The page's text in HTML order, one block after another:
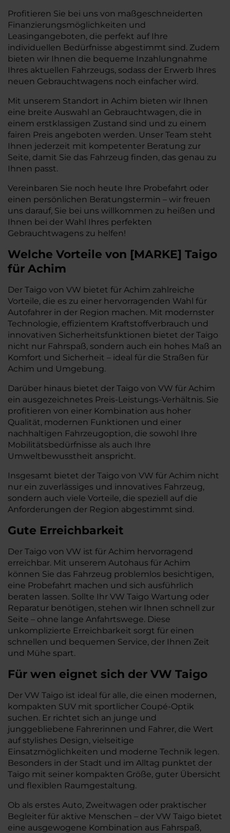
Profitieren Sie bei uns von maßgeschneiderten
Finanzierungsmöglichkeiten und
Leasingangeboten, die perfekt auf Ihre
individuellen Bedürfnisse abgestimmt sind. Zudem
bieten wir Ihnen die bequeme Inzahlungnahme
Ihres aktuellen Fahrzeugs, sodass der Erwerb Ihres
neuen Gebrauchtwagens noch einfacher wird.
Mit unserem Standort in Achim bieten wir Ihnen
eine breite Auswahl an Gebrauchtwagen, die in
einem erstklassigen Zustand sind und zu einem
fairen Preis angeboten werden. Unser Team steht
Ihnen jederzeit mit kompetenter Beratung zur
Seite, damit Sie das Fahrzeug finden, das genau zu
Ihnen passt.
Vereinbaren Sie noch heute Ihre Probefahrt oder
einen persönlichen Beratungstermin – wir freuen
uns darauf, Sie bei uns willkommen zu heißen und
Ihnen bei der Wahl Ihres perfekten
Gebrauchtwagens zu helfen!
Welche Vorteile von [MARKE] Taigo
für Achim
Der Taigo von VW bietet für Achim zahlreiche
Vorteile, die es zu einer hervorragenden Wahl für
Autofahrer in der Region machen. Mit modernster
Technologie, effizientem Kraftstoffverbrauch und
innovativen Sicherheitsfunktionen bietet der Taigo
nicht nur Fahrspaß, sondern auch ein hohes Maß an
Komfort und Sicherheit – ideal für die Straßen für
Achim und Umgebung.
Darüber hinaus bietet der Taigo von VW für Achim
ein ausgezeichnetes Preis-Leistungs-Verhältnis. Sie
profitieren von einer Kombination aus hoher
Qualität, modernen Funktionen und einer
nachhaltigen Fahrzeugoption, die sowohl Ihre
Mobilitätsbedürfnisse als auch Ihre
Umweltbewusstheit anspricht.
Insgesamt bietet der Taigo von VW für Achim nicht
nur ein zuverlässiges und innovatives Fahrzeug,
sondern auch viele Vorteile, die speziell auf die
Anforderungen der Region abgestimmt sind.
Gute Erreichbarkeit
Der Taigo von VW ist für Achim hervorragend
erreichbar. Mit unserem Autohaus für Achim
können Sie das Fahrzeug problemlos besichtigen,
eine Probefahrt machen und sich ausführlich
beraten lassen. Sollte Ihr VW Taigo Wartung oder
Reparatur benötigen, stehen wir Ihnen schnell zur
Seite – ohne lange Anfahrtswege. Diese
unkomplizierte Erreichbarkeit sorgt für einen
schnellen und bequemen Service, der Ihnen Zeit
und Mühe spart.
Für wen eignet sich der VW Taigo
Der VW Taigo ist ideal für alle, die einen modernen,
kompakten SUV mit sportlicher Coupé-Optik
suchen. Er richtet sich an junge und
junggebliebene Fahrerinnen und Fahrer, die Wert
auf stylishes Design, vielseitige
Einsatzmöglichkeiten und moderne Technik legen.
Besonders in der Stadt und im Alltag punktet der
Taigo mit seiner kompakten Größe, guter Übersicht
und flexiblen Raumgestaltung.
Ob als erstes Auto, Zweitwagen oder praktischer
Begleiter für aktive Menschen – der VW Taigo bietet
eine ausgewogene Kombination aus Fahrspaß,